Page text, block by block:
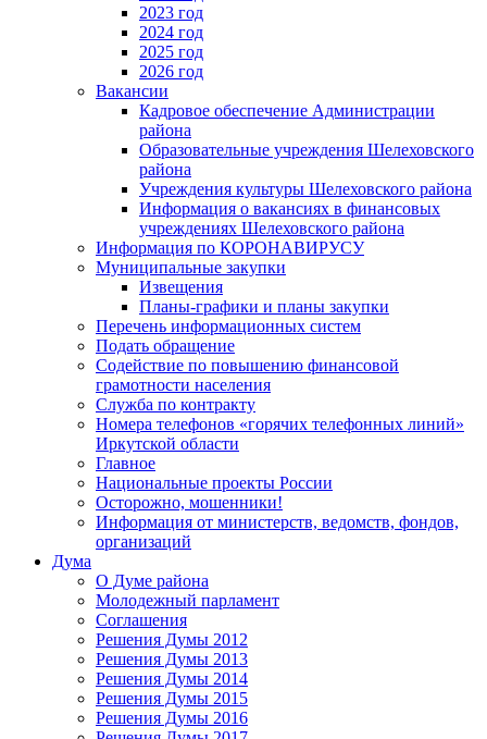
2023 год
2024 год
2025 год
2026 год
Вакансии
Кадровое обеспечение Администрации
района
Образовательные учреждения Шелеховского
района
Учреждения культуры Шелеховского района
Информация о вакансиях в финансовых
учреждениях Шелеховского района
Информация по КОРОНАВИРУСУ
Муниципальные закупки
Извещения
Планы-графики и планы закупки
Перечень информационных систем
Подать обращение
Содействие по повышению финансовой
грамотности населения
Служба по контракту
Номера телефонов «горячих телефонных линий»
Иркутской области
Главное
Национальные проекты России
Осторожно, мошенники!
Информация от министерств, ведомств, фондов,
организаций
Дума
О Думе района
Молодежный парламент
Соглашения
Решения Думы 2012
Решения Думы 2013
Решения Думы 2014
Решения Думы 2015
Решения Думы 2016